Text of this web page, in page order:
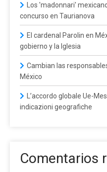
Los 'madonnari'
concurso en Taurianova
El cardenal Parolin en
gobierno y la Iglesia
Cambian las
México
L’accordo globale Ue-
indicazioni geografiche
Comentarios